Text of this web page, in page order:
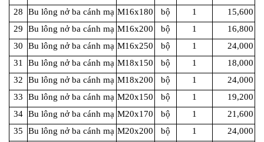
28
Bu lông nở ba cánh mạ M16x180 bộ 1
15,600
29
Bu lông nở ba cánh mạ M16x200 bộ 1
16,800
30
Bu lông nở ba cánh mạ M16x250 bộ 1
24,000
31
Bu lông nở ba cánh mạ M18x150 bộ 1
18,000
32
Bu lông nở ba cánh mạ M18x200 bộ 1
24,000
33
Bu lông nở ba cánh mạ M20x150 bộ 1
19,200
34 Bu lông nở ba cánh mạ M20x170 bộ 1
21,600
35
Bu lông nở ba cánh mạ M20x200 bộ 1
24,000